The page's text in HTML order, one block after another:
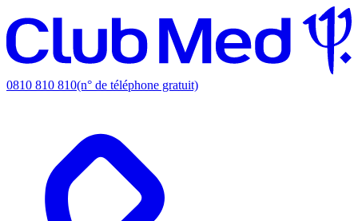
0810 810 810(n° de téléphone gratuit)